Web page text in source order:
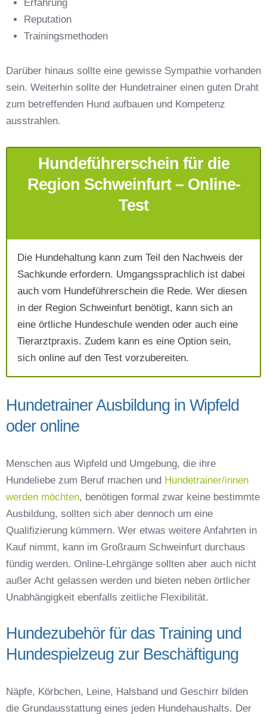
Telefonnummer*
Mit Absenden der Daten akzeptiere ich die
AGB`s.
Absenden
Erfahrung
Reputation
Trainingsmethoden
Darüber hinaus sollte eine gewisse Sympathie vorhanden
sein. Weiterhin sollte der Hundetrainer einen guten Draht
zum betreffenden Hund aufbauen und Kompetenz
ausstrahlen.
Hundeführerschein für die
Region Schweinfurt – Online-
Test
Die Hundehaltung kann zum Teil den Nachweis der
Sachkunde erfordern. Umgangssprachlich ist dabei
auch vom Hundeführerschein die Rede. Wer diesen
in der Region Schweinfurt benötigt, kann sich an
eine örtliche Hundeschule wenden oder auch eine
Tierarztpraxis. Zudem kann es eine Option sein,
sich online auf den Test vorzubereiten.
Hundetrainer Ausbildung in Wipfeld
oder online
Menschen aus Wipfeld und Umgebung, die ihre
Hundeliebe zum Beruf machen und Hundetrainer/innen
werden möchten, benötigen formal zwar keine bestimmte
Ausbildung, sollten sich aber dennoch um eine
Qualifizierung kümmern. Wer etwas weitere Anfahrten in
Kauf nimmt, kann im Großraum Schweinfurt durchaus
fündig werden. Online-Lehrgänge sollten aber auch nicht
außer Acht gelassen werden und bieten neben örtlicher
Unabhängigkeit ebenfalls zeitliche Flexibilität.
Hundezubehör für das Training und
Hundespielzeug zur Beschäftigung
Näpfe, Körbchen, Leine, Halsband und Geschirr bilden
die Grundausstattung eines jeden Hundehaushalts. Der